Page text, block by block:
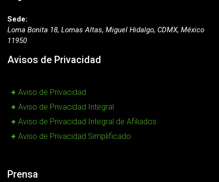
Sede:
Loma Bonita 18, Lomas Altas, Miguel Hidalgo, CDMX, México
11950
Avisos de Privacidad
Aviso de Privacidad
Aviso de Privacidad Integral
Aviso de Privacidad Integral de Afiliados
Aviso de Privacidad Simplificado
Prensa